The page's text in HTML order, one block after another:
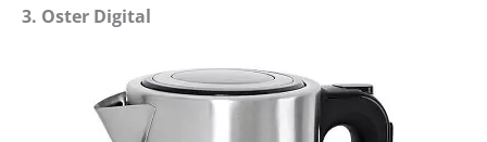
3. Oster Digital